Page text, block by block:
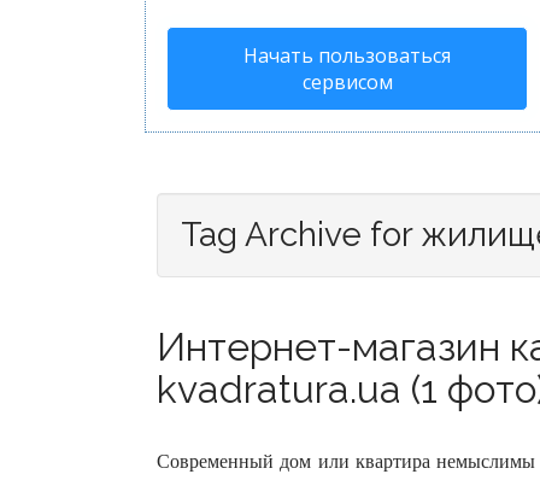
Начать пользоваться
сервисом
Tag Archive for
Интернет-магазин
kvadratura.ua (1
Современный дом или квартира немыслимы